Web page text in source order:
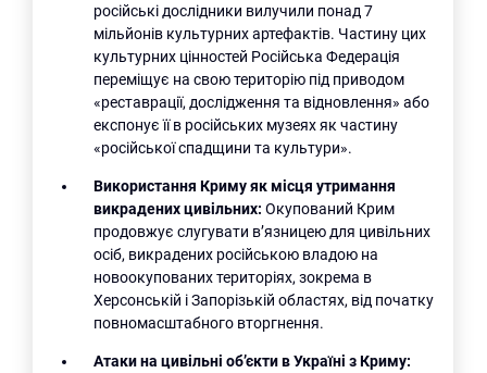
російські дослідники вилучили понад 7
мільйонів культурних артефактів. Частину цих
культурних цінностей Російська Федерація
переміщує на свою територію під приводом
«реставрації, дослідження та відновлення» або
експонує її в російських музеях як частину
«російської спадщини та культури».
Використання Криму як місця утримання
викрадених цивільних: Окупований Крим
продовжує слугувати в’язницею для цивільних
осіб, викрадених російською владою на
новоокупованих територіях, зокрема в
Херсонській і Запорізькій областях, від початку
повномасштабного вторгнення.
Атаки на цивільні об’єкти в Україні з Криму: